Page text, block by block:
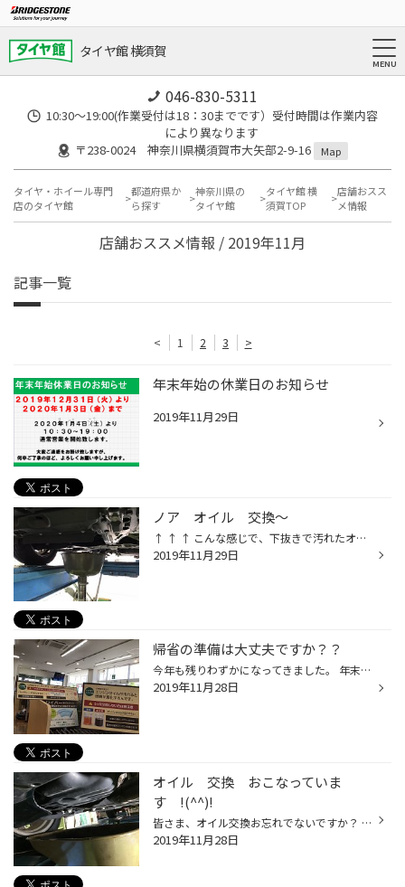
タイヤ館 横須賀
046-830-5311
10:30～19:00(作業受付は18：30までです）受付時間は作業内容
により異なります
〒238-0024 神奈川県横須賀市大矢部2-9-16
Map
タイヤ・ホイール専門
店のタイヤ館
都道府県か
ら探す
神奈川県の
タイヤ館
タイヤ館 横
須賀TOP
店舗おスス
メ情報
店舗おススメ情報 / 2019年11月
記事一覧
< 1 2 3 >
年末年始の休業日のお知らせ
2019年11月29日
ノア オイル 交換～
↑ ↑ ↑ こんな感じで、下抜きで汚れたオイルを抜いていきます！ 古いオイルが抜けたら、新しいオイルを入れて終了です!! ウォッシャー液が少なくなっていましたので、補充しました♪ オイルの汚れ具合は確認できていますか？ 前回いつ変えたのかわからない…な～んてことはないですか？ 当店では無料で...
2019年11月29日
帰省の準備は大丈夫ですか？？
今年も残りわずかになってきました。 年末年始に実家に帰るお客様や遠くにお出かけされる方も多いと 思います。 お車のメンテナンスをしっかりして安心してお出かけが出来る準備をしておきましょう！ #オイル #バッテリー #ATF &CVT #エアコンフィルター #エアコンガス #無料安全点検 #などなどやっ...
2019年11月28日
オイル 交換 おこなっていま
す !(^^)!
皆さま、オイル交換お忘れでないですか？ 朝晩のエンジン始動は快調ですか？ 愛車のケアもバッチリしてあげて、お出かけしましょう！ 作業風景は エスティマです(^｡^) タグ：横須賀市 衣笠 佐原 大矢部 タイヤ タイヤ交換 スタッドレス お手頃 ブリヂストン ブリザック
2019年11月28日